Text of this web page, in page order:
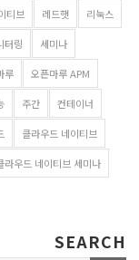
티브 레드햇 리눅스
터링 세미나
루 오픈마루 APM
주간 컨테이너
클라우드 네이티브
라우드 네이티브 세미나
SEARCH